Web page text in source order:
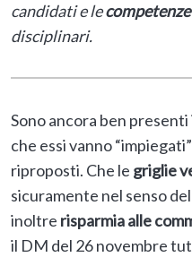
candidati e lecompetenze
disciplinari.
Sono ancora ben presenti
che essi vanno
riproposti. Che le griglie
sicuramente nel senso
inoltre risparmia alle
il DM del 26 novembre